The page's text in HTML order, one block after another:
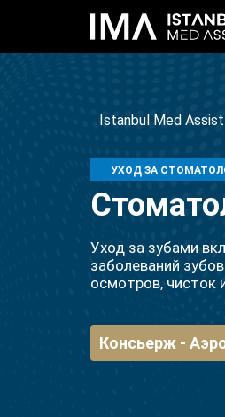
Istanbul Med Assist
УХОД ЗА
Уход за зубами
заболеваний
осмотров, чисток
Консьерж -